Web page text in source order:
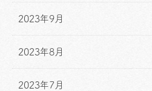
2023年9月
2023年8月
2023年7月